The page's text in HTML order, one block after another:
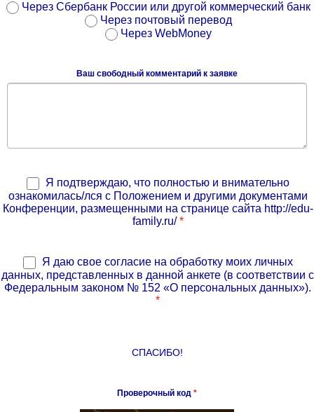
Через Сбербанк России или другой коммерческий банк
Через почтовый перевод
Через WebMoney
Ваш свободный комментарий к заявке
Я подтверждаю, что полностью и внимательно
ознакомилась/лся с Положением и другими документами
Конференции, размещенными на странице сайта http://edu-
family.ru/*
Я даю свое согласие на обработку моих личных
данных, представленных в данной анкете (в соответствии с
Федеральным законом № 152 «О персональных данных»).
*
СПАСИБО!
Проверочный код *